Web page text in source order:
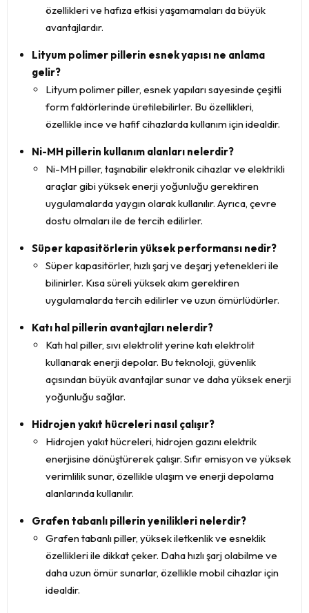
özellikleri ve hafıza etkisi yaşamamaları da büyük
avantajlardır.
Lityum polimer pillerin esnek yapısı ne anlama
gelir?
Lityum polimer piller, esnek yapıları sayesinde çeşitli
form faktörlerinde üretilebilirler. Bu özellikleri,
özellikle ince ve hafif cihazlarda kullanım için idealdir.
Ni-MH pillerin kullanım alanları nelerdir?
Ni-MH piller, taşınabilir elektronik cihazlar ve elektrikli
araçlar gibi yüksek enerji yoğunluğu gerektiren
uygulamalarda yaygın olarak kullanılır. Ayrıca, çevre
dostu olmaları ile de tercih edilirler.
Süper kapasitörlerin yüksek performansı nedir?
Süper kapasitörler, hızlı şarj ve deşarj yetenekleri ile
bilinirler. Kısa süreli yüksek akım gerektiren
uygulamalarda tercih edilirler ve uzun ömürlüdürler.
Katı hal pillerin avantajları nelerdir?
Katı hal piller, sıvı elektrolit yerine katı elektrolit
kullanarak enerji depolar. Bu teknoloji, güvenlik
açısından büyük avantajlar sunar ve daha yüksek enerji
yoğunluğu sağlar.
Hidrojen yakıt hücreleri nasıl çalışır?
Hidrojen yakıt hücreleri, hidrojen gazını elektrik
enerjisine dönüştürerek çalışır. Sıfır emisyon ve yüksek
verimlilik sunar, özellikle ulaşım ve enerji depolama
alanlarında kullanılır.
Grafen tabanlı pillerin yenilikleri nelerdir?
Grafen tabanlı piller, yüksek iletkenlik ve esneklik
özellikleri ile dikkat çeker. Daha hızlı şarj olabilme ve
daha uzun ömür sunarlar, özellikle mobil cihazlar için
idealdir.